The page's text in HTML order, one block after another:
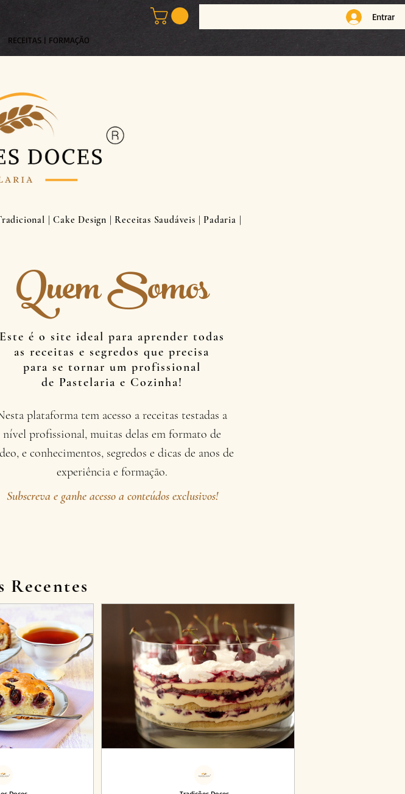
Entrar
RECEITAS | FORMAÇÃO
| Cake Design | Receitas Saudáveis | Padaria |
Quem Somos
Este é o site ideal para aprender todas
as receitas e segredos que precisa
para se tornar um profissional
de Pastelaria e Cozinha!
plataforma tem acesso a receitas testadas a
nível profissional, muitas delas em formato de
e conhecimentos, segredos e dicas de anos de
experiência e formação.
Subscreva e ganhe acesso a conteúdos exclusivos!
Recentes